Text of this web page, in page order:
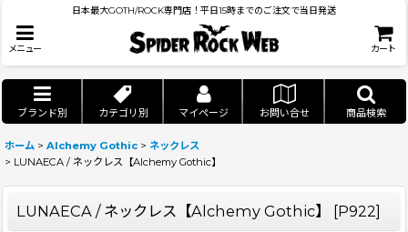
日本最大GOTH/ROCK専門店！平日15時までのご注文で当日発送
メニュー カート
ブランド別 カテゴリ別 マイページ お問い合せ 商品検索
ホーム > Alchemy Gothic > ネックレス
> LUNAECA / ネックレス【Alchemy Gothic】
LUNAECA / ネックレス【Alchemy Gothic】 [P922]